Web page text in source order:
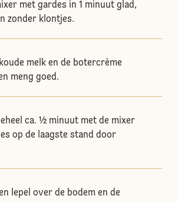
met gardes in 1 minuut glad,
zonder klontjes.
melk en de botercrème
meng goed.
ca. ½ minuut met de mixer
op de laagste stand door
lepel over de bodem en de